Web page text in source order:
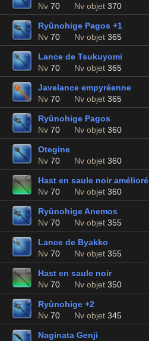
Nv 70 Nv objet 370
Ryûnohige Pagos +1
Nv 70 Nv objet 365
Lance de Tsukuyomi
Nv 70 Nv objet 365
Javelance empyréenne
Nv 70 Nv objet 365
Ryûnohige Pagos
Nv 70 Nv objet 360
Otegine
Nv 70 Nv objet 360
Hast en saule noir amélioré
Nv 70 Nv objet 360
Ryûnohige Anemos
Nv 70 Nv objet 355
Lance de Byakko
Nv 70 Nv objet 355
Hast en saule noir
Nv 70 Nv objet 350
Ryûnohige +2
Nv 70 Nv objet 345
Naginata Genji